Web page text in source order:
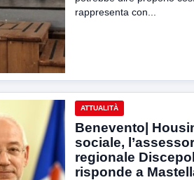
rappresenta con...
ATTUALITÀ
Benevento|
sociale,
regionale
risponde a